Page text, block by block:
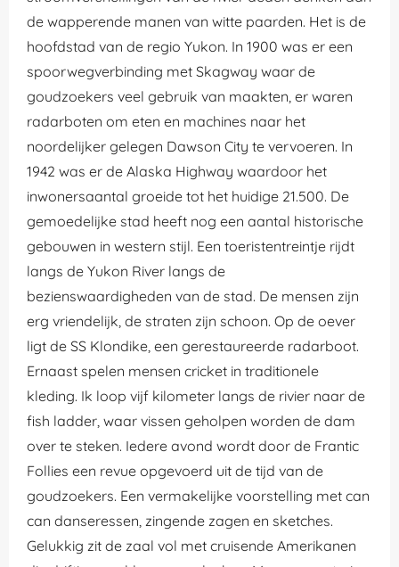
de wapperende manen van witte paarden. Het is de
hoofdstad van de regio Yukon. In 1900 was er een
spoorwegverbinding met Skagway waar de
goudzoekers veel gebruik van maakten, er waren
radarboten om eten en machines naar het
noordelijker gelegen Dawson City te vervoeren. In
1942 was er de Alaska Highway waardoor het
inwonersaantal groeide tot het huidige 21.500. De
gemoedelijke stad heeft nog een aantal historische
gebouwen in western stijl. Een toeristentreintje rijdt
langs de Yukon River langs de
bezienswaardigheden van de stad. De mensen zijn
erg vriendelijk, de straten zijn schoon. Op de oever
ligt de SS Klondike, een gerestaureerde radarboot.
Ernaast spelen mensen cricket in traditionele
kleding. Ik loop vijf kilometer langs de rivier naar de
fish ladder, waar vissen geholpen worden de dam
over te steken. Iedere avond wordt door de Frantic
Follies een revue opgevoerd uit de tijd van de
goudzoekers. Een vermakelijke voorstelling met can
can danseressen, zingende zagen en sketches.
Gelukkig zit de zaal vol met cruisende Amerikanen